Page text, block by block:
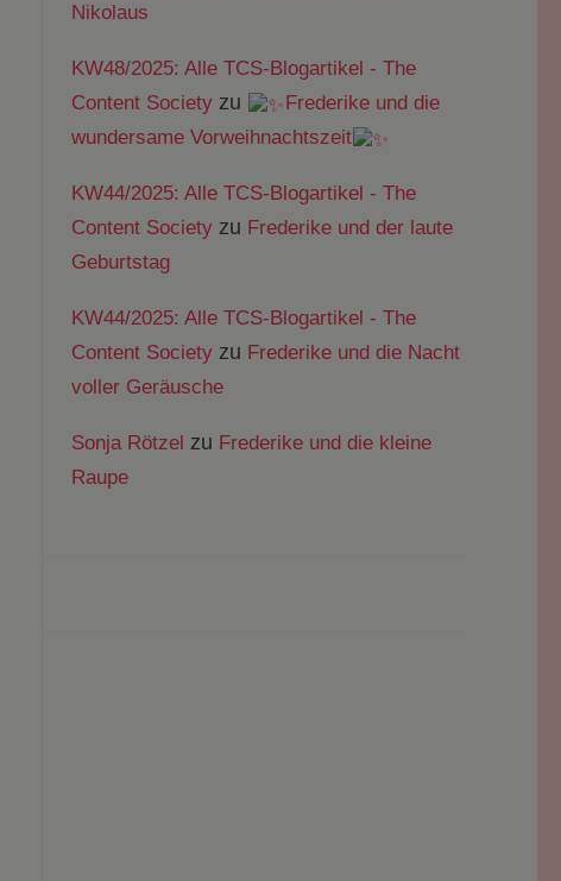
Nikolaus
KW48/2025: Alle TCS-Blogartikel - The
Content Society zu
Frederike und die
wundersame Vorweihnachtszeit
KW44/2025: Alle TCS-Blogartikel - The
Content Society zu Frederike und der laute
Geburtstag
KW44/2025: Alle TCS-Blogartikel - The
Content Society zu Frederike und die Nacht
voller Geräusche
Sonja Rötzel zu Frederike und die kleine
Raupe